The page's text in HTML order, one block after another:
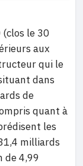
le 30
aux
qui le
dans
de
quant à
les
milliards
de 4,99